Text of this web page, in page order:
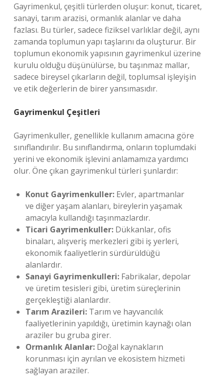
Gayrimenkul, çeşitli türlerden oluşur: konut, ticaret,
sanayi, tarım arazisi, ormanlık alanlar ve daha
fazlası. Bu türler, sadece fiziksel varlıklar değil, aynı
zamanda toplumun yapı taşlarını da oluşturur. Bir
toplumun ekonomik yapısının gayrimenkul üzerine
kurulu olduğu düşünülürse, bu taşınmaz mallar,
sadece bireysel çıkarların değil, toplumsal işleyişin
ve etik değerlerin de birer yansımasıdır.
Gayrimenkul Çeşitleri
Gayrimenkuller, genellikle kullanım amacına göre
sınıflandırılır. Bu sınıflandırma, onların toplumdaki
yerini ve ekonomik işlevini anlamamıza yardımcı
olur. Öne çıkan gayrimenkul türleri şunlardır:
Konut Gayrimenkuller: Evler, apartmanlar
ve diğer yaşam alanları, bireylerin yaşamak
amacıyla kullandığı taşınmazlardır.
Ticari Gayrimenkuller: Dükkanlar, ofis
binaları, alışveriş merkezleri gibi iş yerleri,
ekonomik faaliyetlerin sürdürüldüğü
alanlardır.
Sanayi Gayrimenkulleri: Fabrikalar, depolar
ve üretim tesisleri gibi, üretim süreçlerinin
gerçekleştiği alanlardır.
Tarım Arazileri: Tarım ve hayvancılık
faaliyetlerinin yapıldığı, üretimin kaynağı olan
araziler bu gruba girer.
Ormanlık Alanlar: Doğal kaynakların
korunması için ayrılan ve ekosistem hizmeti
sağlayan araziler.